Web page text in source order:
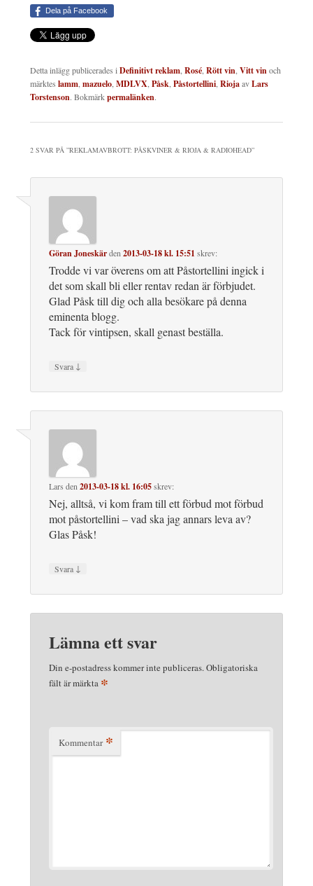
Dela på Facebook
Detta inlägg publicerades i Definitivt reklam Rosé Rött vin Vitt vinoch
märktes lamm mazuelo MDLVX Påsk Påstortellini RiojaavLars
Torstenson. Bokmärkpermalänken.
2 SVAR PÅ ”REKLAMAVBROTT: PÅSKVINER & RIOJA & RADIOHEAD”
Göran Joneskärden 2013-03-18 kl. 15:51 skrev:
Trodde vi var överens om att Påstortellini ingick i
det som skall bli eller rentav redan är förbjudet.
Glad Påsk till dig och alla besökare på denna
eminenta blogg.
Tack för vintipsen, skall genast beställa.
Svara ↓
Lars den 2013-03-18 kl. 16:05skrev:
Nej, alltså, vi kom fram till ett förbud mot förbud
mot påstortellini – vad ska jag annars leva av?
Glas Påsk!
Svara ↓
Lämna ett svar
Din e-postadress kommer inte publiceras.Obligatoriska
fält är märkta *
Kommentar *